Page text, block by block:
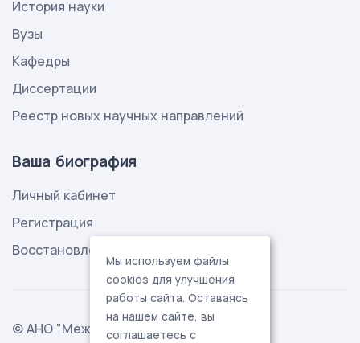
История науки
Вузы
Кафедры
Диссертации
Реестр новых научных направлений
Ваша биография
Личный кабинет
Регистрация
Восстановление пароля
© АНО "Международная ассоциация
Мы используем файлы
cookies для улучшения
работы сайта. Оставаясь
на нашем сайте, вы
соглашаетесь с